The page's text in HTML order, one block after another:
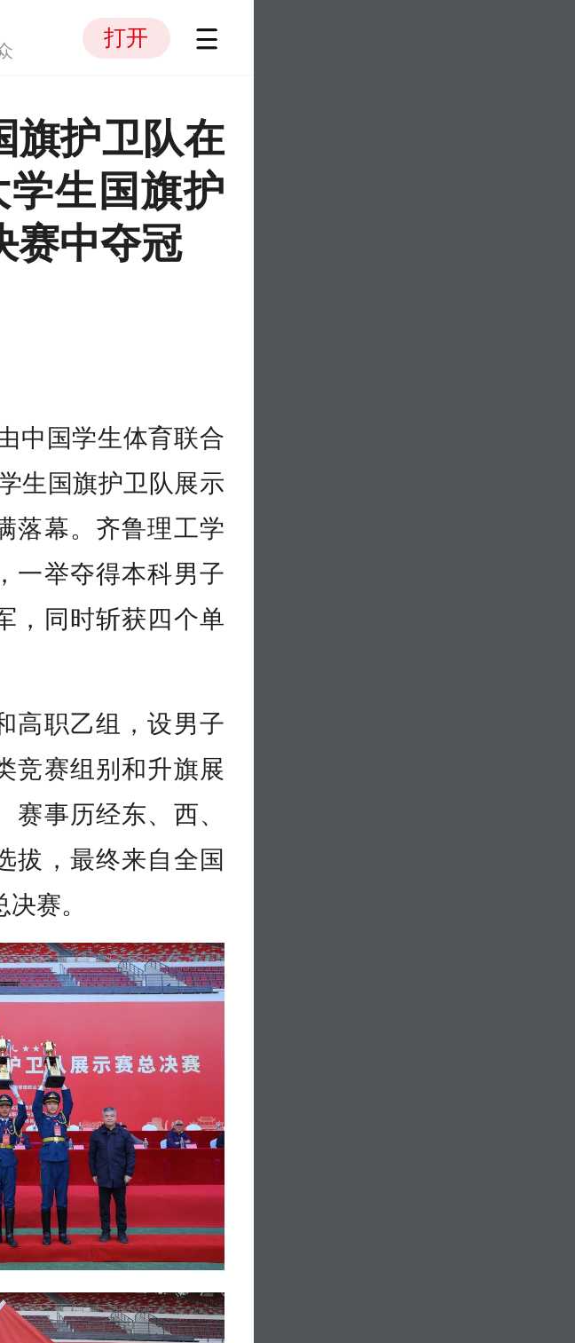
打开
旗护卫队在
生国旗护
赛中夺冠
中国学生体育联合
生国旗护卫队展示
落幕。齐鲁理工学
一举夺得本科男子
，同时斩获四个单
高职乙组，设男子
竞赛组别和升旗展
事历经东、西、
拔，最终来自全国
赛。